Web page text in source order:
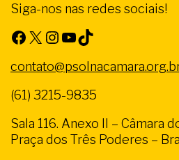
Siga-nos nas redes sociais!
Facebook X Instagram Youtube TikTok
(61) 3215-9835
Sala 116. Anexo II – Câmara
Praça dos Três Poderes –